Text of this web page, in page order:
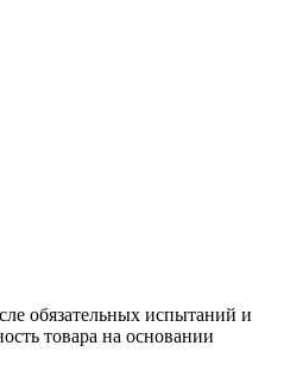
обязательных испытаний и
товара на основании